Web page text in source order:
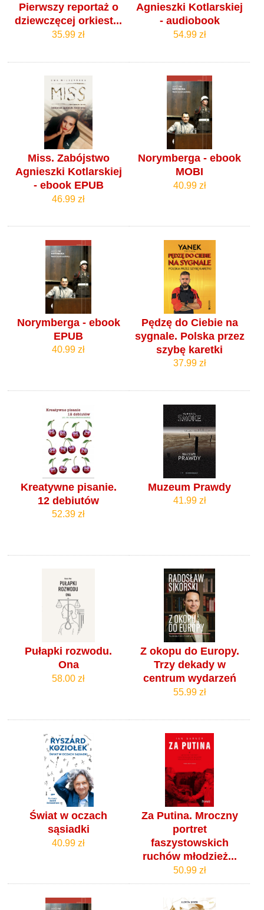
Pierwszy reportaż o
dziewczęcej orkiest...
35.99 zł
Agnieszki Kotlarskiej
- audiobook
54.99 zł
Miss. Zabójstwo
Agnieszki Kotlarskiej
- ebook EPUB
46.99 zł
Norymberga - ebook
MOBI
40.99 zł
Norymberga - ebook
EPUB
40.99 zł
Pędzę do Ciebie na
sygnale. Polska przez
szybę karetki
37.99 zł
Kreatywne pisanie.
12 debiutów
52.39 zł
Muzeum Prawdy
41.99 zł
Pułapki rozwodu.
Ona
58.00 zł
Z okopu do Europy.
Trzy dekady w
centrum wydarzeń
55.99 zł
Świat w oczach
sąsiadki
40.99 zł
Za Putina. Mroczny
portret
faszystowskich
ruchów młodzież...
50.99 zł